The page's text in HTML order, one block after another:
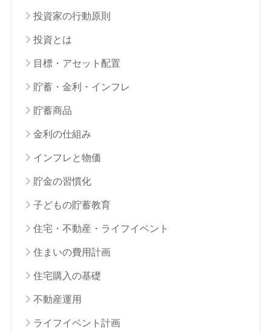
投資家の行動原則
投資とは
目標・アセット配置
貯蓄・金利・インフレ
貯蓄商品
金利の仕組み
インフレと物価
貯金の習慣化
子どもの貯蓄教育
住宅・不動産・ライフイベント
住まいの費用計画
住宅購入の基礎
不動産運用
ライフイベント計画